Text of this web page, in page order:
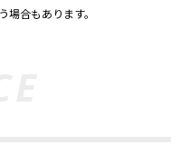
合もあります。